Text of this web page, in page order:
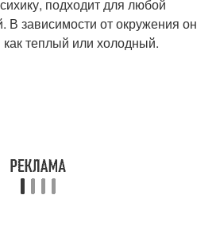
подходит для любой
В зависимости от окружения он
как теплый или холодный.